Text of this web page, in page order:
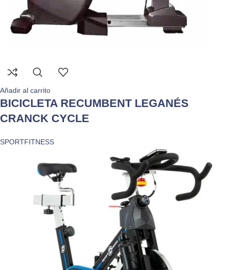
Añadir al carrito
BICICLETA RECUMBENT LEGANÉS
CRANCK CYCLE
SPORTFITNESS